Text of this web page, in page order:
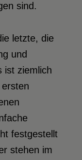
sind.
letzte, die
und
ist ziemlich
festgestellt
stehen im